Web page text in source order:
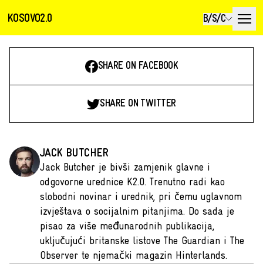
KOSOVO2.0 B/S/C
SHARE ON FACEBOOK
SHARE ON TWITTER
JACK BUTCHER
Jack Butcher je bivši zamjenik glavne i
odgovorne urednice K2.0. Trenutno radi kao
slobodni novinar i urednik, pri čemu uglavnom
izvještava o socijalnim pitanjima. Do sada je
pisao za više međunarodnih publikacija,
uključujući britanske listove The Guardian i The
Observer te njemački magazin Hinterlands.